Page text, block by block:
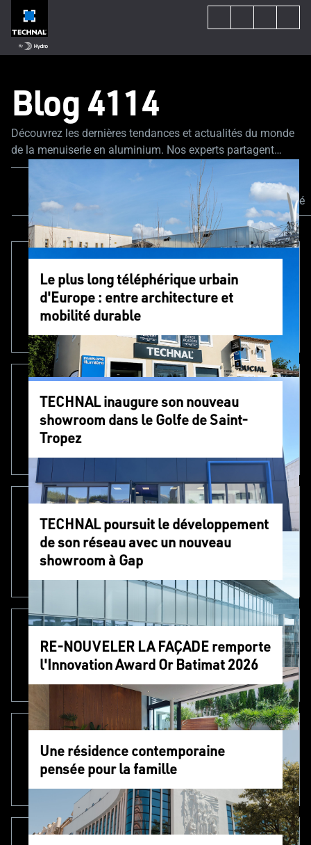
Blog 4114
Découvrez les dernières tendances et actualités du monde
de la menuiserie en aluminium. Nos experts partagent
leurs astuces et conseils pour vous guider tout au long de
votre projet de construction ou de rénovation.
Tout consulter
Actualités Circularité
Le plus long téléphérique urbain
d'Europe : entre architecture et
mobilité durable
TECHNAL inaugure son nouveau
showroom dans le Golfe de Saint-
Tropez
TECHNAL poursuit le développement
de son réseau avec un nouveau
showroom à Gap
RE-NOUVELER LA FAÇADE remporte
l'Innovation Award Or Batimat 2026
Une résidence contemporaine
pensée pour la famille